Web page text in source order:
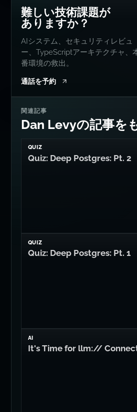
難しい技術課題が
ありますか？
AIシステム、セキュリティレビュ
ー、TypeScriptアーキテクチャ、
番環境の救出。
通話を予約
関連記事
Dan Levyの記事を
QUIZ
Quiz: Deep Postgres: Pt. 2
QUIZ
Quiz: Deep Postgres: Pt. 1
AI
It's Time for llm://